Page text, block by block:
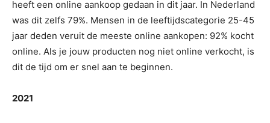
heeft een online aankoop gedaan in dit jaar. In Nederland
was dit zelfs 79%. Mensen in de leeftijdscategorie 25-45
jaar deden veruit de meeste online aankopen: 92% kocht
online. Als je jouw producten nog niet online verkocht, is
dit de tijd om er snel aan te beginnen.
2021